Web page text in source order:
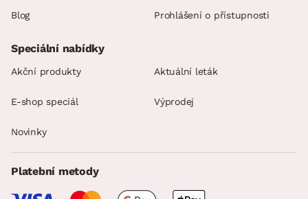
Blog Prohlášení o přístupnosti
Speciální nabídky
Akční produkty Aktuální leták
E-shop speciál Výprodej
Novinky
Platební metody